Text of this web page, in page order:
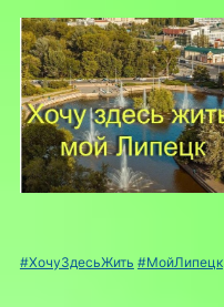
#ХочуЗдесьЖить #МойЛипецк